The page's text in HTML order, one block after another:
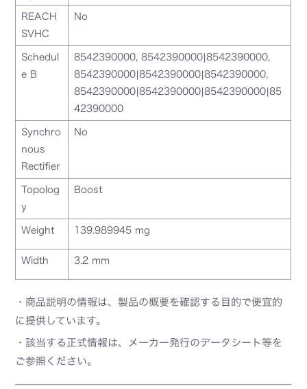
REACH
SVHC
No
Schedul
e B
8542390000, 8542390000|8542390000,
8542390000|8542390000|8542390000,
8542390000|8542390000|8542390000|85
42390000
Synchro
nous
Rectifier
No
Topolog
y
Boost
Weight 139.989945 mg
Width 3.2 mm
・商品説明の情報は、製品の概要を確認する目的で便宜的
に提供しています。
・該当する正式情報は、メーカー発行のデータシート等を
ご参照ください。